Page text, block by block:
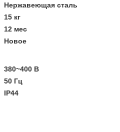
Нержавеющая сталь
15 кг
12 мес
Новое
380~400 В
50 Гц
IP44